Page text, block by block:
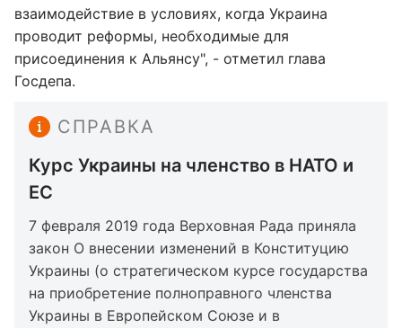
взаимодействие в условиях, когда Украина
проводит реформы, необходимые для
присоединения к Альянсу", - отметил глава
Госдепа.
СПРАВКА
Курс Украины на членство в НАТО и
ЕС
7 февраля 2019 года Верховная Рада приняла
закон О внесении изменений в Конституцию
Украины (о стратегическом курсе государства
на приобретение полноправного членства
Украины в Европейском Союзе и в